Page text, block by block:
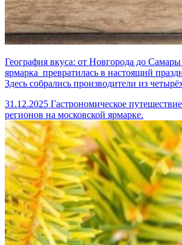
География вкуса: от Новгорода до
ярмарка превратилась в настоящий
Здесь собрались производители из
31.12.2025 Гастрономическое
регионов на московской ярмарке.